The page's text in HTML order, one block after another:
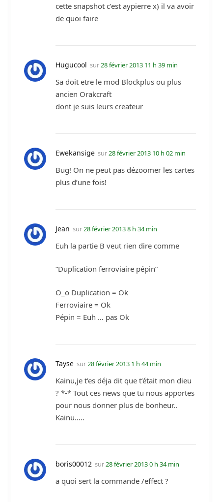
cette snapshot c’est aypierre x) il va avoir
de quoi faire
Hugucool sur 28 février 2013 11 h 39 min
Sa doit etre le mod Blockplus ou plus
ancien Orakcraft
dont je suis leurs createur
Ewekansige sur 28 février 2013 10 h 02 min
Bug! On ne peut pas dézoomer les cartes
plus d’une fois!
Jean sur 28 février 2013 8 h 34 min
Euh la partie B veut rien dire comme
“Duplication ferroviaire pépin”
O_o Duplication = Ok
Ferroviaire = Ok
Pépin = Euh … pas Ok
Tayse sur 28 février 2013 1 h 44 min
Kainu,je t’es déja dit que t’était mon dieu
? *-* Tout ces news que tu nous apportes
pour nous donner plus de bonheur..
Kainu…..
boris00012 sur 28 février 2013 0 h 34 min
a quoi sert la commande /effect ?